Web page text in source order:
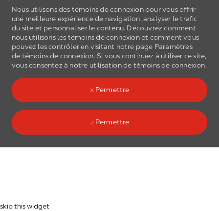
Nous utilisons des témoins de connexion pour vous offrir
une meilleure expérience de navigation, analyser le trafic
du site et personnaliser le contenu. Découvrez comment
nous utilisons les témoins de connexionet comment vous
pouvez les contrôler en visitant notre page Paramètres
de témoins de connexion. Si vous continuez à utiliser ce site,
vous consentez à notre utilisation de témoins de connexion.
Permettre
Permettre
Skip to main content
(0)
skip this widget